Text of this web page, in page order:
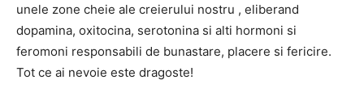
unele zone cheie ale creierului nostru , eliberand
dopamina, oxitocina, serotonina si alti hormoni si
feromoni responsabili de bunastare, placere si fericire.
Tot ce ai nevoie este dragoste!